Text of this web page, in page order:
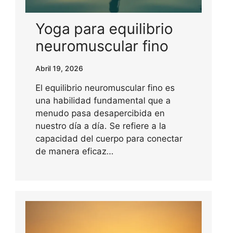
Yoga para equilibrio
neuromuscular fino
Abril 19, 2026
El equilibrio neuromuscular fino es
una habilidad fundamental que a
menudo pasa desapercibida en
nuestro día a día. Se refiere a la
capacidad del cuerpo para conectar
de manera eficaz…